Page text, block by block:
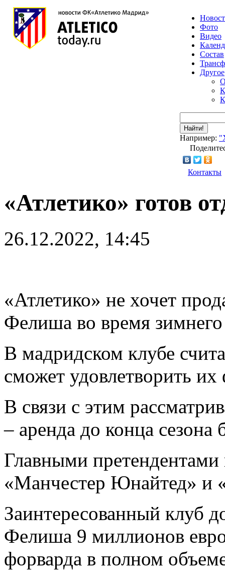
Фото
Видео
Состав
Другое
Найти!
Например:
Контакты
«Атлетико» готов
26.12.2022, 14:45
«Атлетико» не хочет
Фелиша во время
В мадридском клубе
сможет удовлетворить
В связи с этим
– аренда до конца сезона
Главными претендентами
«Манчестер Юнайтед» и
Заинтересованный клуб
Фелиша 9 миллионов евро
форварда в полном